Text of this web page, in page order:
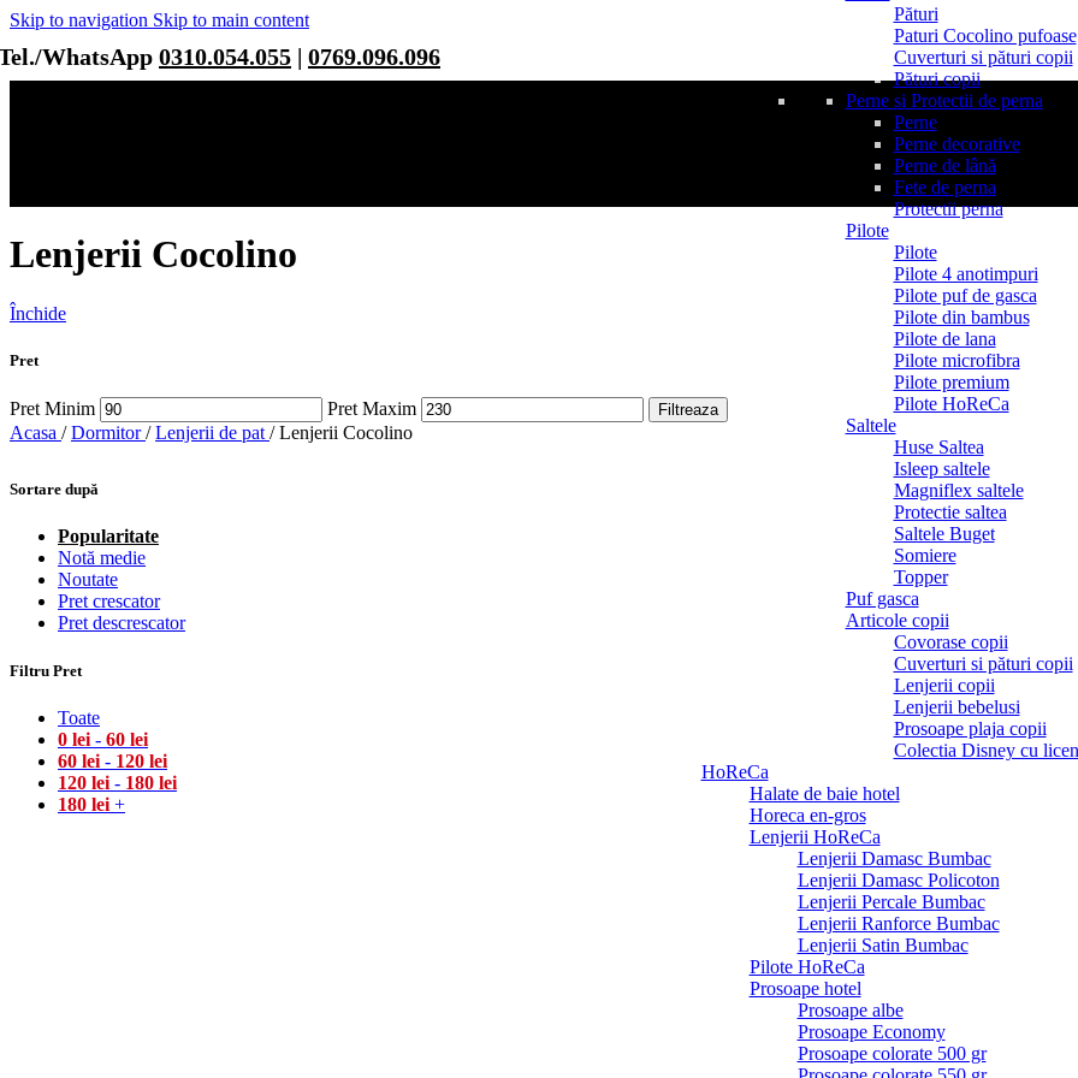
Skip to navigation Skip to main content
WhatsApp 0310.054.055 | 0769.096.096
Pături
Paturi Cocolino pufoase
Cuverturi si pături copii
Pături copii
Perne si Protectii de perna
Perne
Perne decorative
Perne de lână
Fete de perna
Protectii perna
Pilote
Pilote
Pilote 4 anotimpuri
Pilote puf de gasca
Pilote din bambus
Pilote de lana
Pilote microfibra
Pilote premium
Pilote HoReCa
Saltele
Huse Saltea
Isleep saltele
Magniflex saltele
Protectie saltea
Saltele Buget
Somiere
Topper
Puf gasca
Articole copii
Covorase copii
Cuverturi si pături copii
Lenjerii copii
Lenjerii bebelusi
Prosoape plaja copii
Colectia Disney cu
HoReCa
Halate de baie hotel
Horeca en-gros
Lenjerii HoReCa
Lenjerii Damasc Bumbac
Lenjerii Damasc Policoton
Lenjerii Percale Bumbac
Lenjerii Ranforce Bumbac
Lenjerii Satin Bumbac
Pilote HoReCa
Prosoape hotel
Prosoape albe
Prosoape Economy
Prosoape colorate 500 gr
Lenjerii Cocolino
Închide
Pret
Pret Minim Pret Maxim Filtreaza
Acasa / Dormitor/ Lenjerii de pat / Lenjerii Cocolino
Sortare după
Popularitate
Notă medie
Noutate
Pret crescator
Pret descrescator
Filtru Pret
Toate
0 lei - 60 lei
60 lei - 120 lei
120 lei - 180 lei
180 lei +